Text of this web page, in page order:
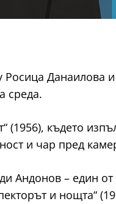
Росица Данаилова
среда.
(1956), където
и чар пред
Андонов – един
и нощта“